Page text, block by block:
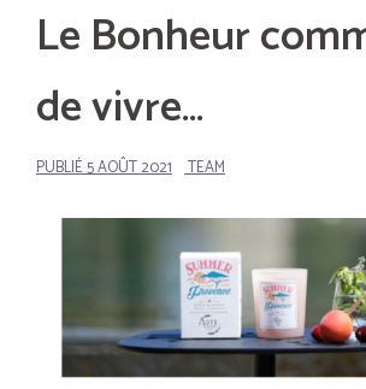
Le Bonheur
de vivre…
PUBLIÉ5 AOÛT 2021 TEAM